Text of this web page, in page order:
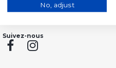
Suivez-nous
No, adjust